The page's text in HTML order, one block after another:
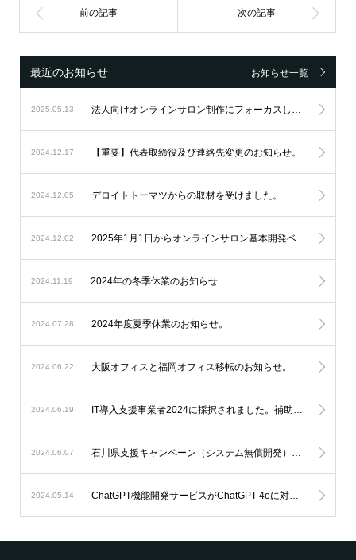
最近のお知らせ お知らせ一覧
2025.05.13 法人向けオンラインサロン制作にフォーカスし続け、設立6周年を迎えました。
2024.12.17 【重要】代表取締役及び連絡先変更のお知らせ。
2024.12.05 デロイトトーマツからの取材を受けました。
2024.12.02 2025年1月1日からオンラインサロン基本開発ベースシステムの料金改定を実施します。
2024.11.19 2024年の冬季休業のお知らせ
2024.07.28 2024年度夏季休業のお知らせ。
2024.06.22 大阪オフィスと福岡オフィス移転のお知らせ。
2024.06.19 IT導入支援事業者2024に採択されました。補助金を利用したオンラインサロン開発が可能になります。
2024.06.07 石川県支援キャンペーン（システム無償開発）延長のお知らせ。
2024.05.14 ChatGPT機能開発サービスがChatGPT 4oに対応します。